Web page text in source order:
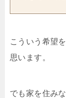
こういう希望
思います。
でも家を住み